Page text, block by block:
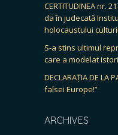
CERTITUDINEA nr.
da în judecată
holocaustului
S-a stins ultimul
care a modelat
DECLARAȚIA DE LA
falsei Europe!”
ARCHIVES